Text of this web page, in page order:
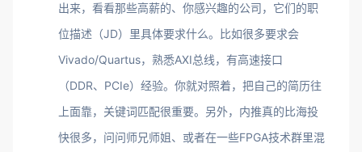
出来，看看那些高薪的、你感兴趣的公司，它们的职
位描述（JD）里具体要求什么。比如很多要求会
Vivado/Quartus，熟悉AXI总线，有高速接口
（DDR、PCIe）经验。你就对照着，把自己的简历往
上面靠，关键词匹配很重要。另外，内推真的比海投
快很多，问问师兄师姐、或者在一些FPGA技术群里混